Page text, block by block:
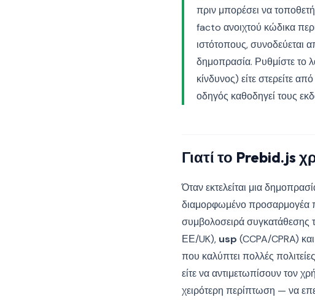
πριν μπορέσει να
facto ανοιχτού κώδικα
ιστότοπους, συνοδεύεται
δημοπρασία. Ρυθμίστε το
κίνδυνος) είτε στερείτε
οδηγός καθοδηγεί τους
Γιατί το Prebid.js
Όταν εκτελείται μια
διαμορφωμένο προσαρμογέα
συμβολοσειρά συγκατάθεσης
ΕΕ/UK), usp (CCPA/CPRA)
που καλύπτει πολλές
είτε να αντιμετωπίσουν τον
χειρότερη περίπτωση — να